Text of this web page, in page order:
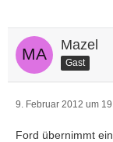
Mazel
Gast
9. Februar 2012 um
Ford übernimmt